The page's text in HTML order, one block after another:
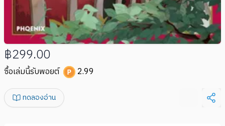
฿299.00
ซื้อเล่มนี้รับพอยต์ 2.99
ทดลองอ่าน